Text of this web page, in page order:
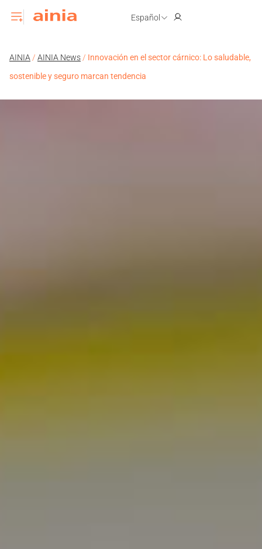
Español
AINIA / AINIA News / Innovación en el sector cárnico: Lo saludable,
sostenible y seguro marcan tendencia